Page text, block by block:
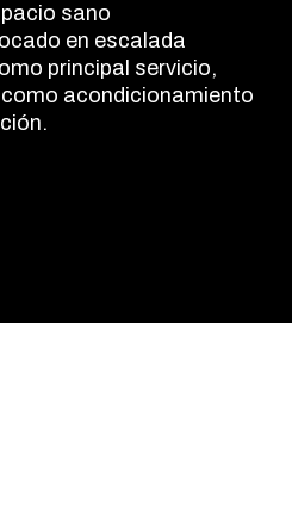
sano
en escalada
principal servicio,
acondicionamiento